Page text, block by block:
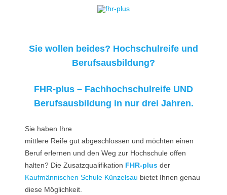
Sie wollen beides? Hochschulreife und
Berufsausbildung?
FHR-plus – Fachhochschulreife UND
Berufsausbildung in nur drei Jahren.
Sie haben Ihre
mittlere Reife gut abgeschlossen und möchten einen
Beruf erlernen und den Weg zur Hochschule offen
halten? Die Zusatzqualifikation FHR-plus der
Kaufmännischen Schule Künzelsau bietet Ihnen genau
diese Möglichkeit.